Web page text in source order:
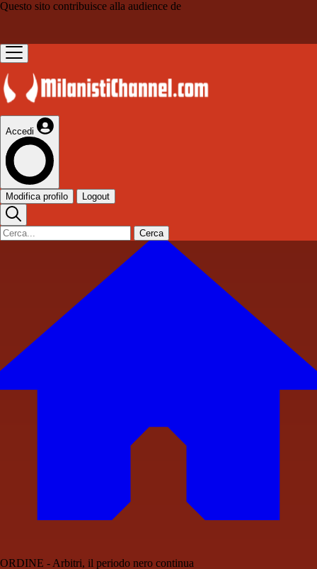
Questo sito contribuisce alla audience de
Accedi
Modifica profilo Logout
Cerca
ORDINE - Arbitri, il periodo nero continua